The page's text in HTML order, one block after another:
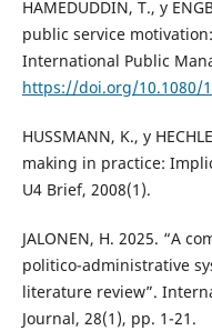
HAMEDUDDIN, T., y
public service
International Public
https://doi.org/10.1080/
HUSSMANN, K., y
making in practice:
U4 Brief, 2008(1).
JALONEN, H. 2025. “A
politico-administrative
literature review”.
Journal, 28(1), pp. 1-21.